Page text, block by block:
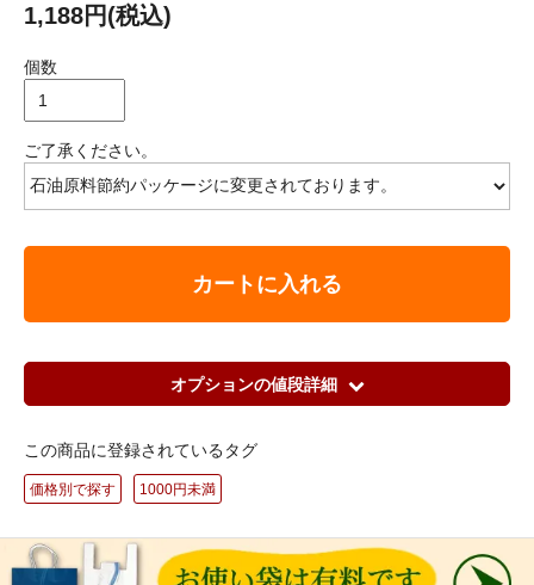
1,188円(税込)
個数
ご了承ください。
カートに入れる
オプションの値段詳細
この商品に登録されているタグ
価格別で探す 1000円未満